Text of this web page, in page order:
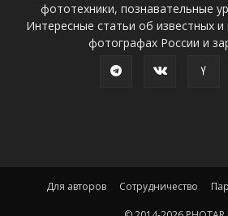
фототехники, познавательные
Интересные статьи об известных
фотографах России и
Для авторов Сотрудничество